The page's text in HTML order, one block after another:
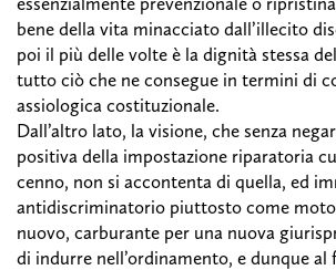
bene della vita minacciato dall’illecito
poi il più delle volte è la dignità stessa
tutto ciò che ne consegue in termini di
assiologica costituzionale.
Dall’altro lato, la visione, che senza
positiva della impostazione riparatoria
cenno, non si accontenta di quella, ed
antidiscriminatorio piuttosto come
nuovo, carburante per una nuova
di indurre nell’ordinamento, e dunque al